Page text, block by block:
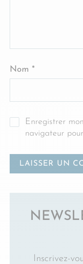
Nom *
Enregistrer
navigateur
Inscrivez-